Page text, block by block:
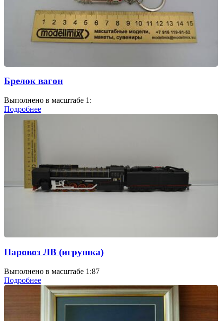
Брелок вагон
Выполнено в масштабе 1:
Подробнее
Паровоз ЛВ (игрушка)
Выполнено в масштабе 1:87
Подробнее